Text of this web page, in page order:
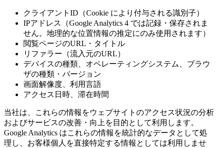
クライアントID（Cookie により付与される識別子）
IPアドレス（Google Analytics 4 では記録・保存されま
せん。地理的な位置情報の推定にのみ使用されます）
閲覧ページのURL・タイトル
リファラー（流入元のURL）
デバイスの種類、オペレーティングシステム、ブラウ
ザの種類・バージョン
画面解像度、利用言語
アクセス日時、滞在時間
当社は、これらの情報をウェブサイトのアクセス状況の分析
およびサービスの改善・向上を目的として利用します。
Google Analytics はこれらの情報を統計的なデータとして処
理し、お客様個人を直接特定する情報としては利用しませ